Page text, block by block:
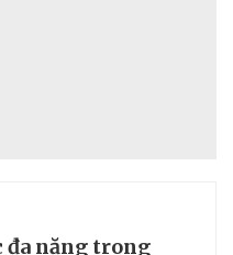
đa năng trong